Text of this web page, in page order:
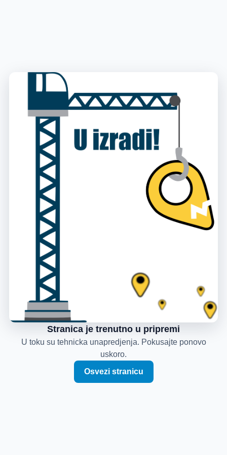
Stranica je trenutno u pripremi
U toku su tehnicka unapredjenja. Pokusajte ponovo
uskoro.
Osvezi stranicu